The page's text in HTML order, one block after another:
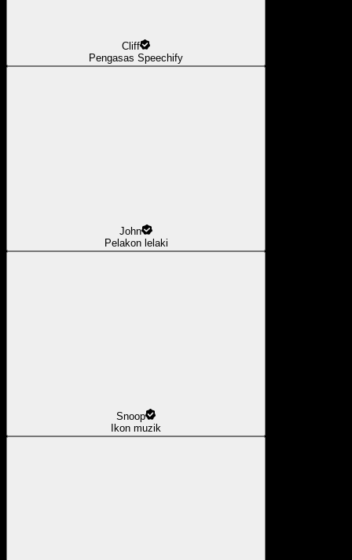
Cliff
Pengasas Speechify
John
Pelakon lelaki
Snoop
Ikon muzik